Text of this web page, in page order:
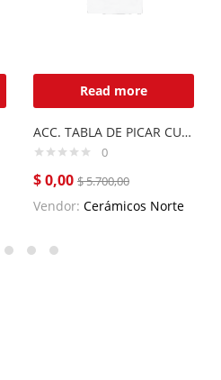
Read more
ACC. TABLA DE PICAR CURVE DE VIDRIO TEMPLADO
0
$0,00 $5.700,00
Vendor: Cerámicos Norte